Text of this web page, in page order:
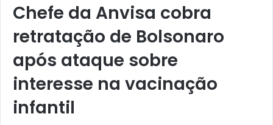
Chefe da Anvisa cobra
retratação de Bolsonaro
após ataque sobre
interesse na vacinação
infantil